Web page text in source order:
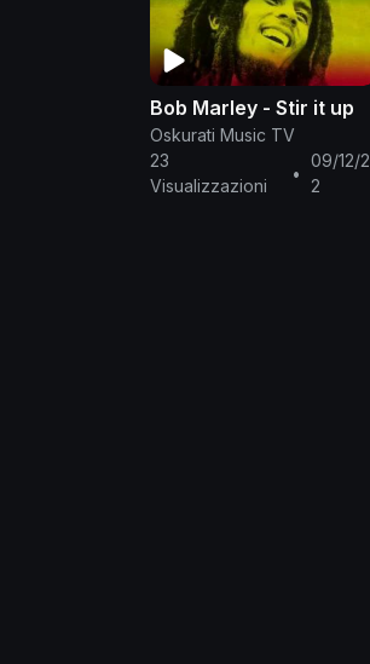
Bob Marley - Stir it up
Oskurati Music TV
23
Visualizzazioni
•
09/12/2
2